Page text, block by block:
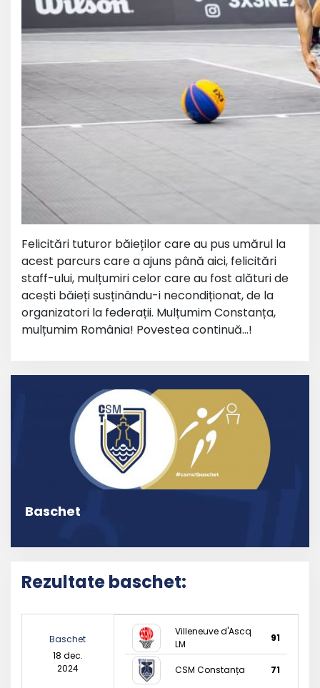
Felicitări tuturor băieților care au pus umărul la
acest parcurs care a ajuns până aici, felicitări
staff-ului, mulțumiri celor care au fost alături de
acești băieți susținându-i necondiționat, de la
organizatori la federații. Mulțumim Constanța,
mulțumim România! Povestea continuă…!
Baschet
Rezultate baschet:
Baschet
18 dec.
2024
Villeneuve d'Ascq
LM
91
CSM Constanța 71